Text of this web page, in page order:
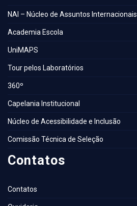
NAI – Núcleo de Assuntos Internacionais
Academia Escola
UniMAPS
Tour pelos Laboratórios
360º
Capelania Institucional
Núcleo de Acessibilidade e Inclusão
Comissão Técnica de Seleção
Contatos
Contatos